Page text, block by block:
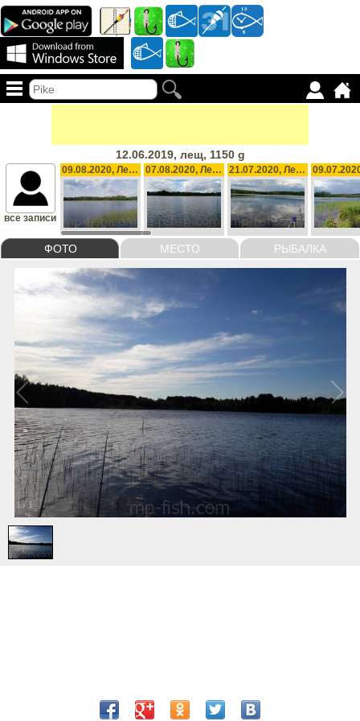
12.06.2019, лещ, 1150 g
ФОТО МЕСТО РЫБАЛКА
все записи
09.08.2020, Лещ, 1200 g 07.08.2020, Лещ, 1000 g 21.07.2020, Лещ, 1500 g
1 /1